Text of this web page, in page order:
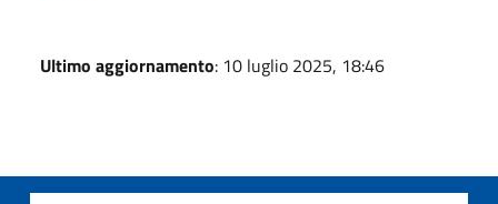
Ultimo aggiornamento: 10 luglio 2025, 18:46